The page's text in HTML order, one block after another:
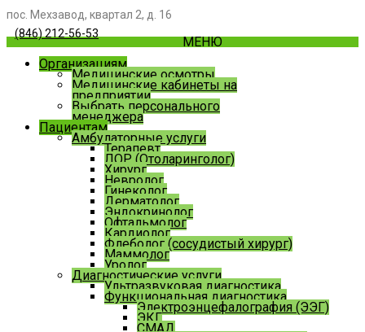
пос. Мехзавод, квартал 2, д. 16
(846) 212-56-53
МЕНЮ
Организациям
Медицинские осмотры
Медицинские кабинеты на
предприятии
Выбрать персонального
менеджера
Пациентам
Амбулаторные услуги
Терапевт
ЛОР (Отоларинголог)
Хирург
Невролог
Гинеколог
Дерматолог
Эндокринолог
Офтальмолог
Кардиолог
Флеболог (сосудистый хирург)
Маммолог
Уролог
Диагностические услуги
Ультразвуковая диагностика
Функциональная диагностика
Электроэнцефалография (ЭЭГ)
ЭКГ
СМАД